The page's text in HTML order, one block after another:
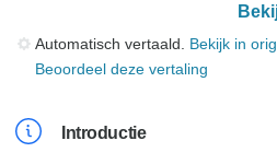
Automatisch vertaald. Bekijk in
Beoordeel deze vertaling
Introductie